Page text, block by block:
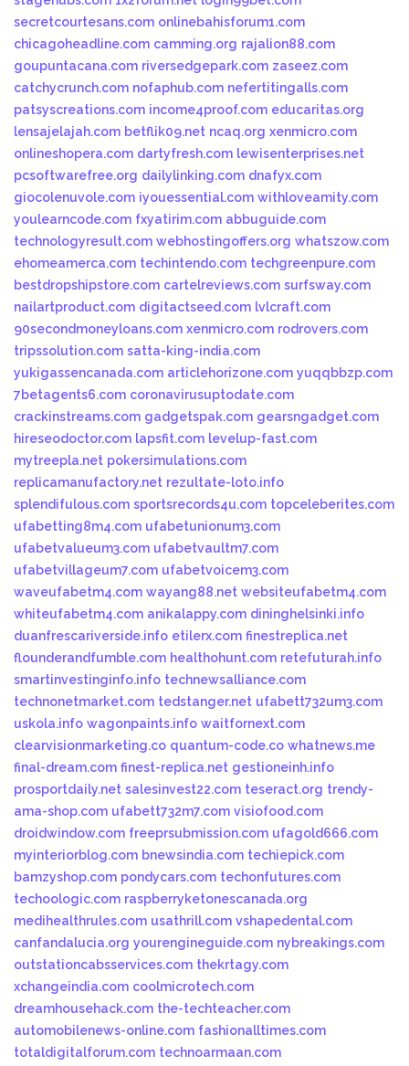
secretcourtesans.com onlinebahisforum1.com
chicagoheadline.com camming.org rajalion88.com
goupuntacana.com riversedgepark.com zaseez.com
catchycrunch.com nofaphub.com nefertitingalls.com
patsyscreations.com income4proof.com educaritas.org
lensajelajah.com betflik09.net ncaq.org xenmicro.com
onlineshopera.com dartyfresh.com lewisenterprises.net
pcsoftwarefree.org dailylinking.com dnafyx.com
giocolenuvole.com iyouessential.com withloveamity.com
youlearncode.com fxyatirim.com abbuguide.com
technologyresult.com webhostingoffers.org whatszow.com
ehomeamerca.com techintendo.com techgreenpure.com
bestdropshipstore.com cartelreviews.com surfsway.com
nailartproduct.com digitactseed.com lvlcraft.com
90secondmoneyloans.com xenmicro.com rodrovers.com
tripssolution.com satta-king-india.com
yukigassencanada.com articlehorizone.com yuqqbbzp.com
7betagents6.com coronavirusuptodate.com
crackinstreams.com gadgetspak.com gearsngadget.com
hireseodoctor.com lapsfit.com levelup-fast.com
mytreepla.net pokersimulations.com
replicamanufactory.net rezultate-loto.info
splendifulous.com sportsrecords4u.com topceleberites.com
ufabetting8m4.com ufabetunionum3.com
ufabetvalueum3.com ufabetvaultm7.com
ufabetvillageum7.com ufabetvoicem3.com
waveufabetm4.com wayang88.net websiteufabetm4.com
whiteufabetm4.com anikalappy.com dininghelsinki.info
duanfrescariverside.info etilerx.com finestreplica.net
flounderandfumble.com healthohunt.com retefuturah.info
smartinvestinginfo.info technewsalliance.com
technonetmarket.com tedstanger.net ufabett732um3.com
uskola.info wagonpaints.info waitfornext.com
clearvisionmarketing.co quantum-code.co whatnews.me
final-dream.com finest-replica.net gestioneinh.info
prosportdaily.net salesinvest22.com teseract.org trendy-
ama-shop.com ufabett732m7.com visiofood.com
droidwindow.com freeprsubmission.com ufagold666.com
myinteriorblog.com bnewsindia.com techiepick.com
bamzyshop.com pondycars.com techonfutures.com
techoologic.com raspberryketonescanada.org
medihealthrules.com usathrill.com vshapedental.com
canfandalucia.org yourengineguide.com nybreakings.com
outstationcabsservices.com thekrtagy.com
xchangeindia.com coolmicrotech.com
dreamhousehack.com the-techteacher.com
automobilenews-online.com fashionalltimes.com
totaldigitalforum.com technoarmaan.com